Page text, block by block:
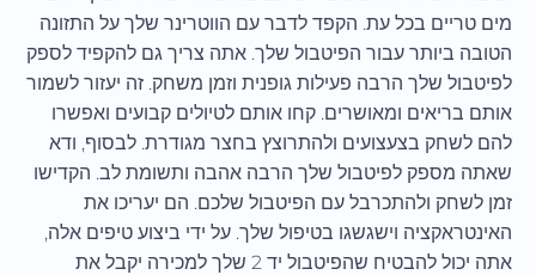
מים טריים בכל עת. הקפד לדבר עם הווטרינר שלך על התזונה
הטובה ביותר עבור הפיטבול שלך. אתה צריך גם להקפיד לספק
לפיטבול שלך הרבה פעילות גופנית וזמן משחק. זה יעזור לשמור
אותם בריאים ומאושרים. קחו אותם לטיולים קבועים ואפשרו
להם לשחק בצעצועים ולהתרוצץ בחצר מגודרת. לבסוף, ודא
שאתה מספק לפיטבול שלך הרבה אהבה ותשומת לב. הקדישו
זמן לשחק ולהתכרבל עם הפיטבול שלכם. הם יעריכו את
האינטראקציה וישגשגו בטיפול שלך. על ידי ביצוע טיפים אלה,
אתה יכול להבטיח שהפיטבול יד 2 שלך למכירה יקבל את